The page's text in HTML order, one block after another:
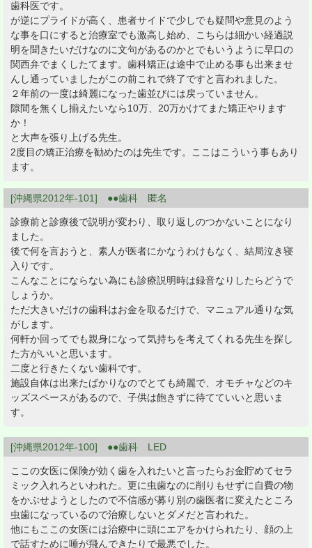
歯科医です。
が逆にプライドが高く、患者サイドで少しでも疑問や意見のよう
な事を口にすると治療室でも激高し始め、こちらは細かい経過説
明を聞きたいだけなのに文句があるのかとでもいうように早口の
関西弁でまくしたてます。歯科矯正は途中で止める事も出来ませ
んし通っていましたがこの前これで終了ですと言われました。
２年前の一度は綺麗になった歯並びには戻っていません。
隙間を無くし揃えたいなら10万、20万かけてまた矯正やります
か！
と大声を張り上げる先生。
2度目の矯正治療を勧めたのは先生です。ここはこういう事もあり
ます。
[沖縄県2012年-101] ●●歯科 匿名
診療前と診療後で説明が変わり、取り返しのつかないことになり
ました。
後で何を言おうと、素人が医者にかなうわけもなく、結局泣き寝
入りです。
こんなことにならない為にも診療説明時は録音なりしたらどうで
しょうか。
ただ大きいだけの歯科はお金を取るだけで、マニュアル通りな気
がします。
何軒か回ってでも親身になって気持ちを考えてくれる先生を探し
た方がいいと思います。
二度と行きたくない歯科です。
施設自体は出来たばかりなのでとても綺麗で、オモチャなどのキ
ッズスペースがあるので、子供は飽きずに待てていいと思いま
す。
[沖縄県2012年-100] ●●歯科 LED
ここの女医に保険が効く歯を入れたいと言ったらお金貯めてセラ
ミック入れろといわれた。更に虫歯なのに削りもせずに自費の物
をかぶせようとしたので不信感が募り別の歯医者に変えたところ
虫歯になっているので治療しないとダメだと言われた。
他にもここの女医には治療中に頭にエアをかけられたり、顔の上
で話すために唾が飛んできたりで最悪でした。